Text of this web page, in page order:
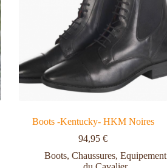
Boots -Kentucky- HKM Noires
94,95€
Boots, Chaussures, Equipement